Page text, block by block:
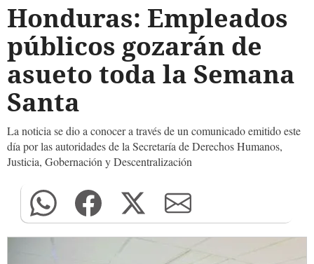
Honduras: Empleados
públicos gozarán de
asueto toda la Semana
Santa
La noticia se dio a conocer a través de un comunicado emitido este
día por las autoridades de la Secretaría de Derechos Humanos,
Justicia, Gobernación y Descentralización